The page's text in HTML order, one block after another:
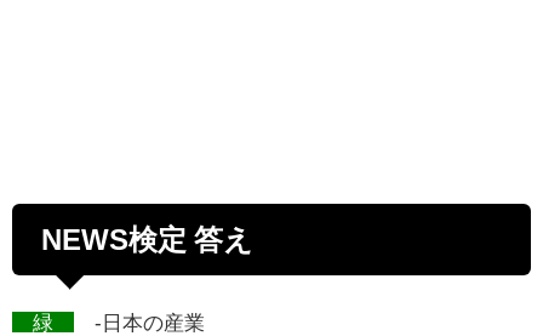
NEWS検定 答え
緑 -日本の産業